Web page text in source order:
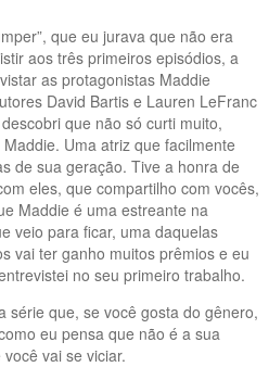
que eu jurava que não era
aos três primeiros episódios, a
as protagonistas Maddie
David Bartis e Lauren LeFranc
que não só curti muito,
Uma atriz que facilmente
de sua geração. Tive a honra de
eles, que compartilho com vocês,
Maddie é uma estreante na
veio para ficar, uma daquelas
vai ter ganho muitos prêmios e eu
no seu primeiro trabalho.
série que, se você gosta do gênero,
eu pensa que não é a sua
vai se viciar.